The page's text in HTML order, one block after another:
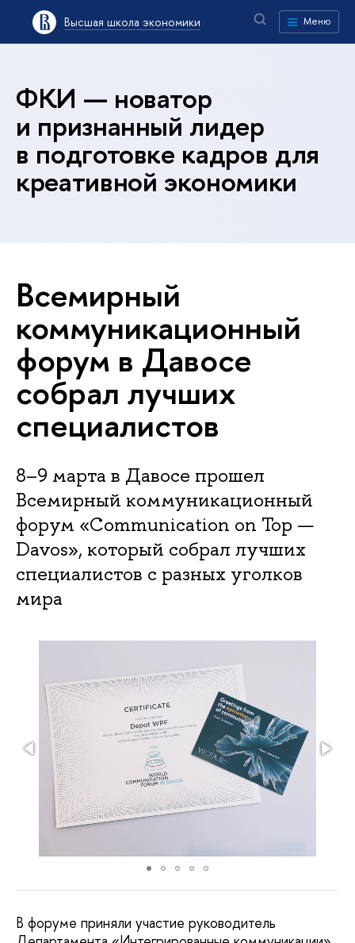
Высшая школа экономики Меню
ФКИ — новатор
и признанный лидер
в подготовке кадров для
креативной экономики
Всемирный
коммуникационный
форум в Давосе
собрал лучших
специалистов
8–9 марта в Давосе прошел
Всемирный коммуникационный
форум «Communication on Top —
Davos», который собрал лучших
специалистов с разных уголков
мира
В форуме приняли участие руководитель